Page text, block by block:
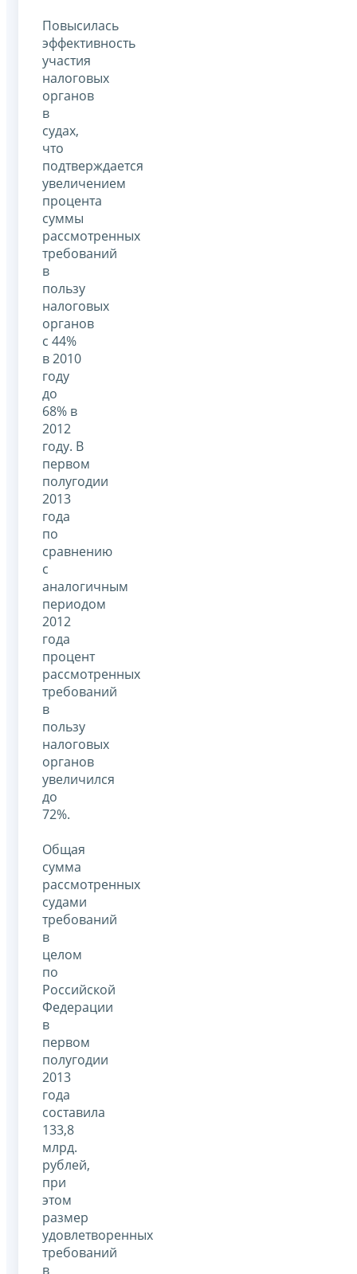
Повысилась
эффективность
участия
налоговых
органов
в
судах,
что
подтверждается
увеличением
процента
суммы
рассмотренных
требований
в
пользу
налоговых
органов
с 44%
в 2010
году
до
68% в
2012
году. В
первом
полугодии
2013
года
по
сравнению
с
аналогичным
периодом
2012
года
процент
рассмотренных
требований
в
пользу
налоговых
органов
увеличился
до
72%.
Общая
сумма
рассмотренных
судами
требований
в
целом
по
Российской
Федерации
в
первом
полугодии
2013
года
составила
133,8
млрд.
рублей,
при
этом
размер
удовлетворенных
требований
в